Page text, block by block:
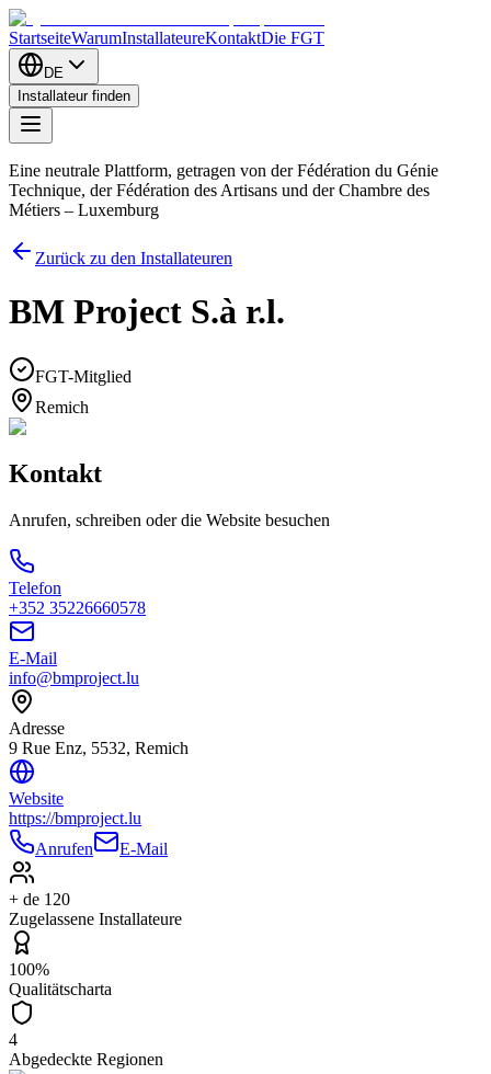
StartseiteWarumInstallateureKontaktDie FGT
DE
Installateur finden
Eine neutrale Plattform, getragen von der Fédération du Génie
Technique, der Fédération des Artisans und der Chambre des
Métiers – Luxemburg
Zurück zu den Installateuren
BM Project S.à r.l.
FGT-Mitglied
Remich
Kontakt
Anrufen, schreiben oder die Website besuchen
Telefon
+352 35226660578
E-Mail
info@bmproject.lu
Adresse
9 Rue Enz, 5532, Remich
Website
https://bmproject.lu
Anrufen
E-Mail
+ de 120
Zugelassene Installateure
100%
Qualitätscharta
4
Abgedeckte Regionen